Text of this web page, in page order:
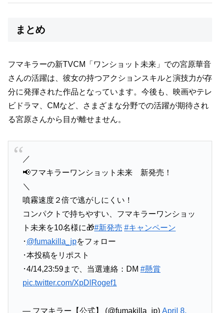
まとめ
フマキラーの新TVCM「ワンショット未来」での宮原華音
さんの活躍は、彼女の持つアクションスキルと演技力が存
分に発揮された作品となっています。今後も、映画やテレ
ビドラマ、CMなど、さまざまな分野での活躍が期待され
る宮原さんから目が離せません。
／
📢フマキラーワンショット未来 新発売！
＼
噴霧速度２倍で逃がしにくい！
コンパクトで持ちやすい、フマキラーワンショッ
ト未来を10名様に🎁#新発売 #キャンペーン
･ @fumakilla_jpをフォロー
･本投稿をリポスト
･4/14,23:59まで、当選連絡：DM #懸賞
pic.twitter.com/XpDlRogef1
— フマキラー【公式】 (@fumakilla_jp) April 8,